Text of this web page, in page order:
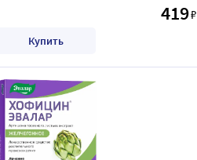
419₽
Купить